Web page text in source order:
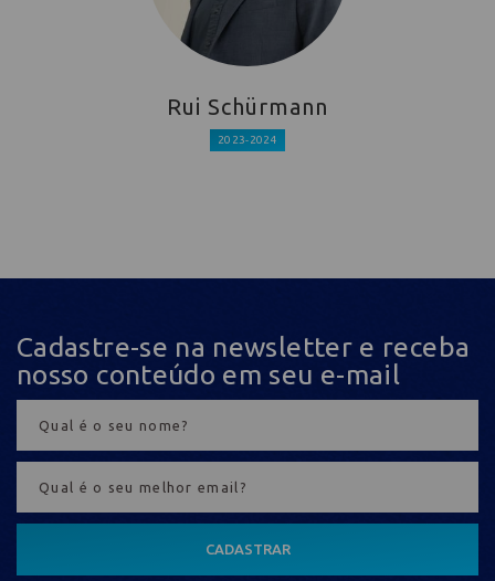
Rui Schürmann
2023-2024
Cadastre-se na newsletter e receba
nosso conteúdo em seu e-mail
CADASTRAR